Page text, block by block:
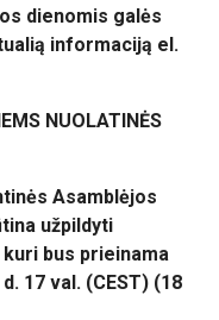
dienomis galės
informaciją el.
NUOLATINĖS
Asamblėjos
užpildyti
kuri bus prieinama
17 val. (CEST) (18